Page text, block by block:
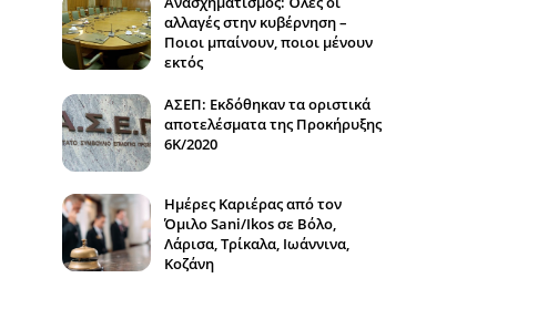
αλλαγές στην κυβέρνηση –
Ποιοι μπαίνουν, ποιοι μένουν
εκτός
ΑΣΕΠ: Εκδόθηκαν τα οριστικά
αποτελέσματα της Προκήρυξης
6Κ/2020
Ημέρες Καριέρας από τον
Όμιλο Sani/Ikos σε Βόλο,
Λάρισα, Τρίκαλα, Ιωάννινα,
Κοζάνη